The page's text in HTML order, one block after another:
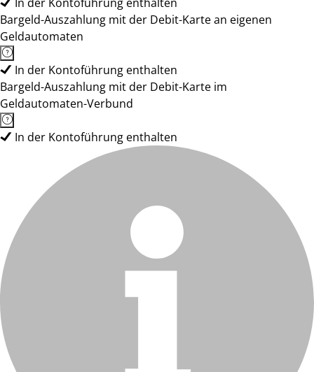
Bargeld-Auszahlung mit der Debit-Karte an eigenen
Geldautomaten
In der Kontoführung enthalten
Bargeld-Auszahlung mit der Debit-Karte im
Geldautomaten-Verbund
In der Kontoführung enthalten